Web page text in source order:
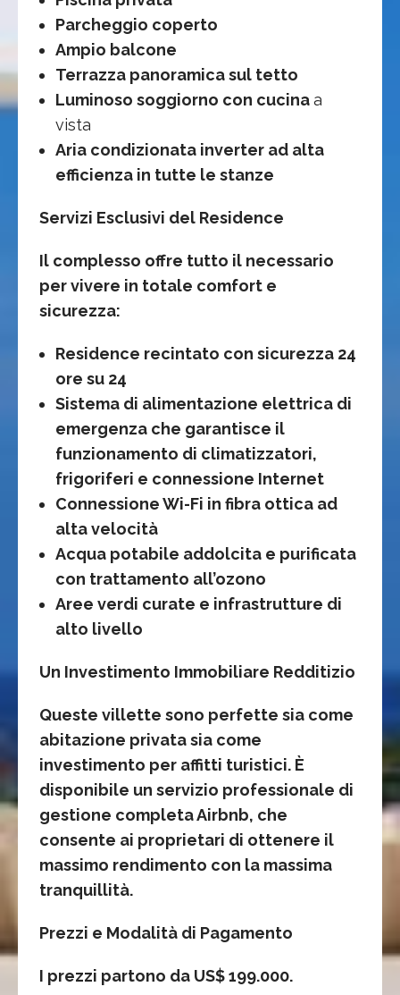
Parcheggio coperto
Ampio balcone
Terrazza panoramica sul tetto
Luminoso soggiorno con cucinaa
vista
Aria condizionata inverter ad alta
efficienza in tutte le stanze
Servizi Esclusivi del Residence
Il complesso offre tutto il necessario
per vivere in totale comfort e
sicurezza:
Residence recintato con sicurezza 24
ore su 24
Sistema di alimentazione elettrica di
emergenza che garantisce il
funzionamento di climatizzatori,
frigoriferi e connessione Internet
Connessione Wi-Fi in fibra ottica ad
alta velocità
Acqua potabile addolcita e purificata
con trattamento all’ozono
Aree verdi curate e infrastrutture di
alto livello
Un Investimento Immobiliare Redditizio
Queste villette sono perfette sia come
abitazione privata sia come
investimento per affitti turistici. È
disponibile un servizio professionale di
gestione completa Airbnb, che
consente ai proprietari di ottenere il
massimo rendimento con la massima
tranquillità.
Prezzi e Modalità di Pagamento
I prezzi partono da US$ 199.000.